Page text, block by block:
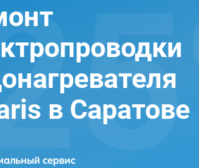
в Саратове
сервис